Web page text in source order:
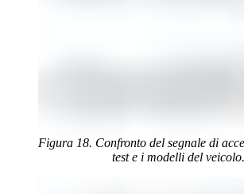
Figura 18. Confronto del segnale di
test e i modelli del veicolo.